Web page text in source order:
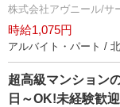
株式会社アヴニール/サ
時給1,075円
アルバイト・パート /
超高級マンション
日～OK!未経験歓